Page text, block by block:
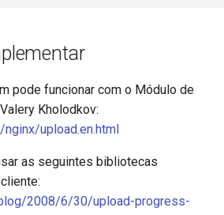
pode funcionar com o Módulo de
Kholodkov:
upload.en.html
as seguintes bibliotecas
2008/6/30/upload-progress-